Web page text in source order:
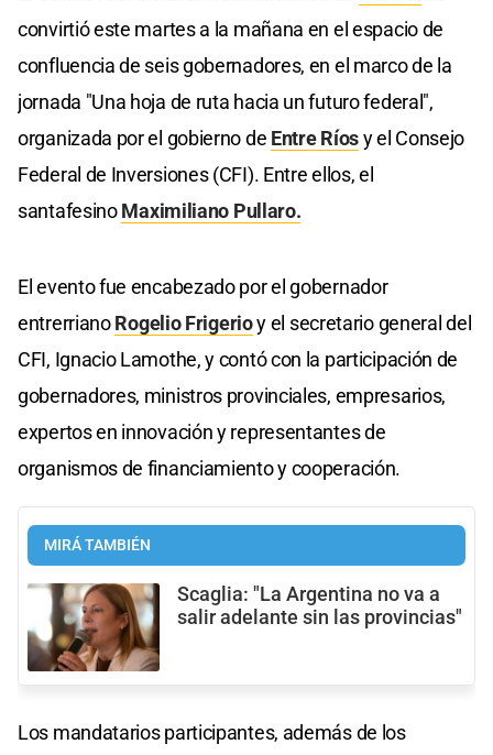
convirtió este martes a la mañana en el espacio de
confluencia de seis gobernadores, en el marco de la
jornada "Una hoja de ruta hacia un futuro federal",
organizada por el gobierno de Entre Ríosy el Consejo
Federal de Inversiones (CFI). Entre ellos, el
santafesinoMaximiliano Pullaro.
El evento fue encabezado por el gobernador
entrerrianoRogelio Frigerioy el secretario general del
CFI, Ignacio Lamothe, y contó con la participación de
gobernadores, ministros provinciales, empresarios,
expertos en innovación y representantes de
organismos de financiamiento y cooperación.
MIRÁ TAMBIÉN
Scaglia: "La Argentina no va a
salir adelante sin las provincias"
Los mandatarios participantes, además de los